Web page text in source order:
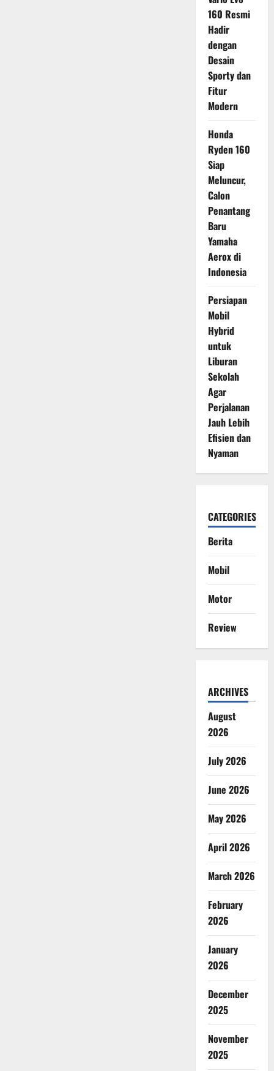
160 Resmi
Hadir
dengan
Desain
Sporty dan
Fitur
Modern
Honda
Ryden 160
Siap
Meluncur,
Calon
Penantang
Baru
Yamaha
Aerox di
Indonesia
Persiapan
Mobil
Hybrid
untuk
Liburan
Sekolah
Agar
Perjalanan
Jauh Lebih
Efisien dan
Nyaman
CATEGORIES
Berita
Mobil
Motor
Review
ARCHIVES
August
2026
July 2026
June 2026
May 2026
April 2026
March 2026
February
2026
January
2026
December
2025
November
2025